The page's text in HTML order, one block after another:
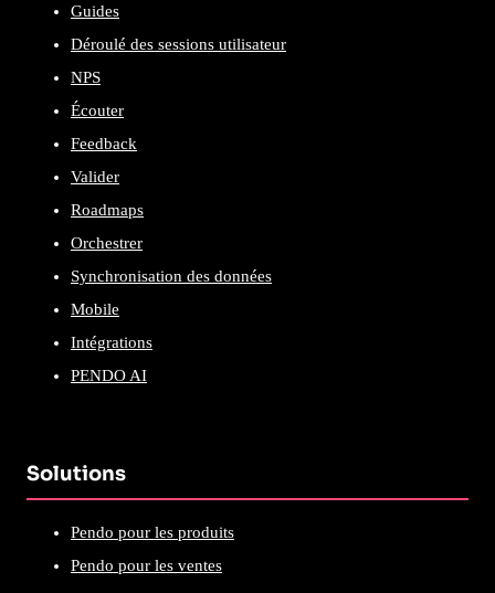
Guides
Déroulé des sessions utilisateur
NPS
Écouter
Feedback
Valider
Roadmaps
Orchestrer
Synchronisation des données
Mobile
Intégrations
PENDO AI
Solutions
Pendo pour les produits
Pendo pour les ventes